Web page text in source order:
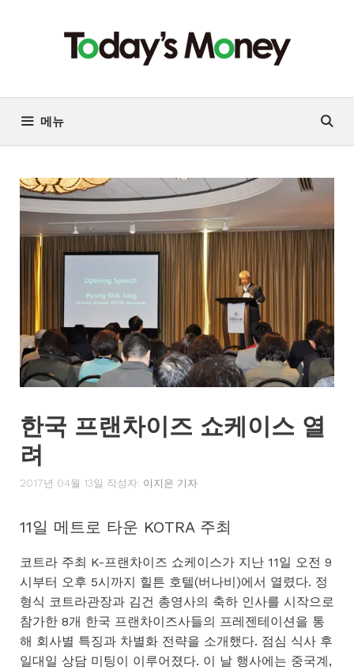
기
메뉴
한국 프랜차이즈 쇼케이스 열
려
2017년 04월 13일 작성자: 이지은 기자
11일 메트로 타운 KOTRA 주최
코트라 주최 K-프랜차이즈 쇼케이스가 지난 11일 오전 9
시부터 오후 5시까지 힐튼 호텔(버나비)에서 열렸다. 정
형식 코트라관장과 김건 총영사의 축하 인사를 시작으로
참가한 8개 한국 프랜차이즈사들의 프레젠테이션을 통
해 회사별 특징과 차별화 전략을 소개했다. 점심 식사 후
일대일 상담 미팅이 이루어졌다. 이 날 행사에는 중국계,